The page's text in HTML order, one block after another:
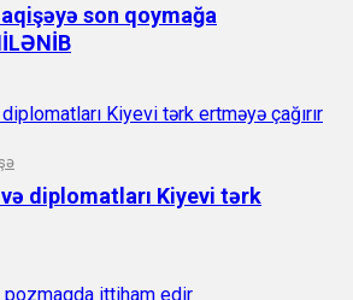
son qoymağa
diplomatları Kiyevi tərk